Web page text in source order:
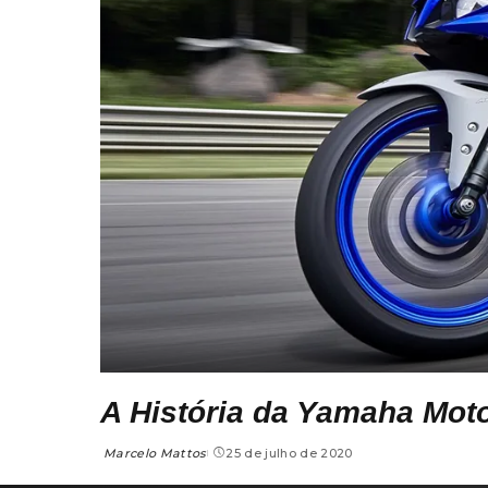
A História da Yamaha
Marcelo Mattos 25 de julho de 2020